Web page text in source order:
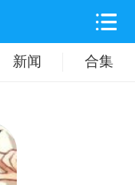
新闻 合集
智
蹈